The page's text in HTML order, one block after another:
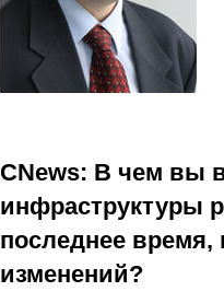
CNews: В чем вы
инфраструктуры
последнее
изменений?